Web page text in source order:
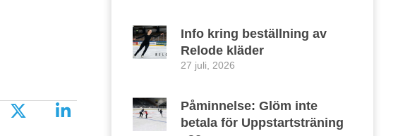
Info kring beställning av
Relode kläder
27 juli, 2026
Påminnelse: Glöm inte
betala för Uppstartsträning